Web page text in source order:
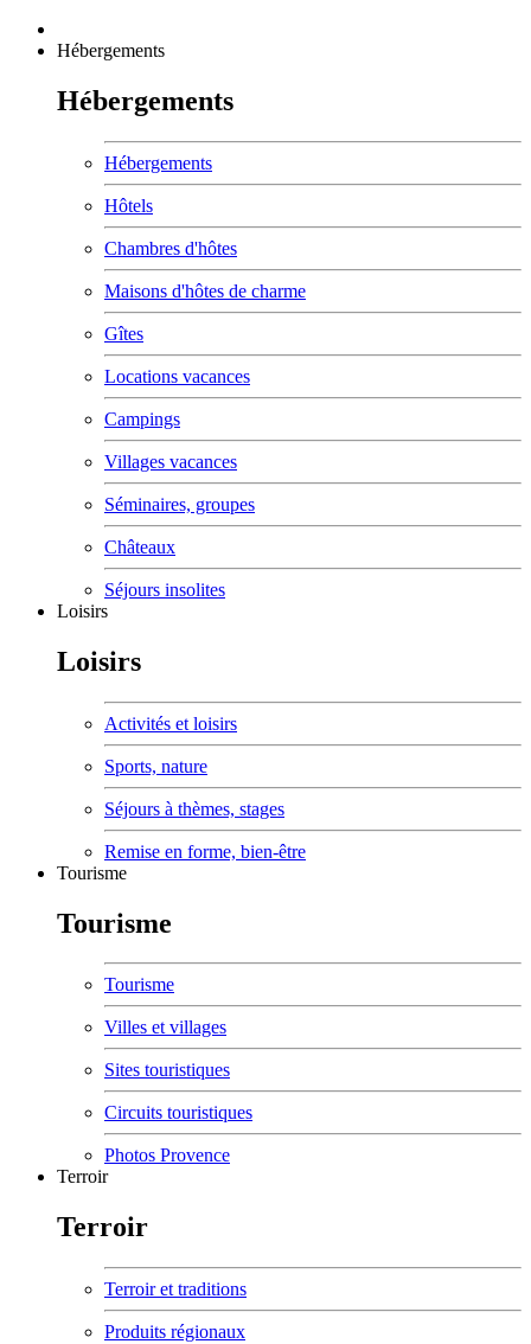
Hébergements
Hébergements
Hébergements
Hôtels
Chambres d'hôtes
Maisons d'hôtes de charme
Gîtes
Locations vacances
Campings
Villages vacances
Séminaires, groupes
Châteaux
Séjours insolites
Loisirs
Loisirs
Activités et loisirs
Sports, nature
Séjours à thèmes, stages
Remise en forme, bien-être
Tourisme
Tourisme
Tourisme
Villes et villages
Sites touristiques
Circuits touristiques
Photos Provence
Terroir
Terroir
Terroir et traditions
Produits régionaux